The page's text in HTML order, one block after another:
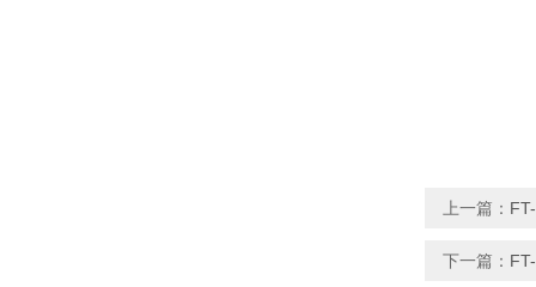
上一篇：
下一篇：